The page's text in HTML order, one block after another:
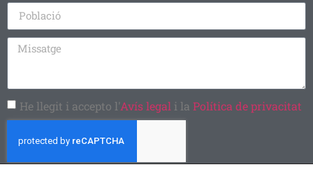
He llegit i accepto l'Avís legal i la Política de privacitat